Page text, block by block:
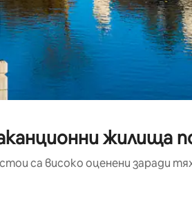
жилища
са високо оценени заради